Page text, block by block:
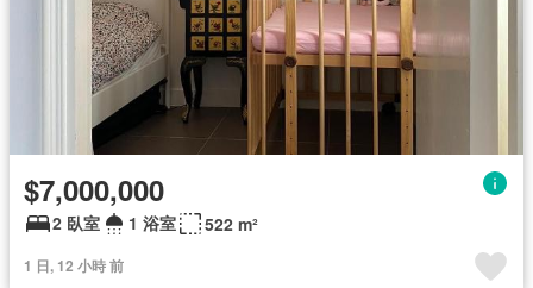
$7,000,000
2 臥室 1 浴室 522 m²
1 日, 12 小時 前